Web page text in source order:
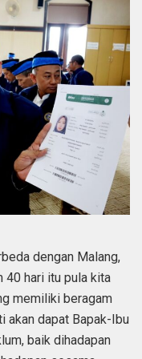
dengan Malang,
40 hari itu pula kita
memiliki beragam
akan dapat Bapak-Ibu
baik dihadapan